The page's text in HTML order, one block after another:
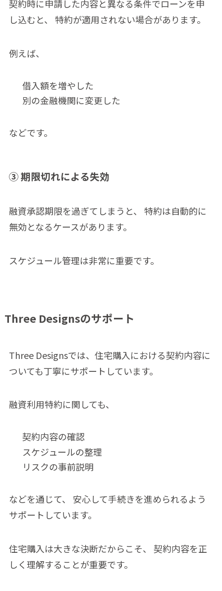
契約時に申請した内容と異なる条件でローンを申
し込むと、 特約が適用されない場合があります。
例えば、
借入額を増やした
別の金融機関に変更した
などです。
③ 期限切れによる失効
融資承認期限を過ぎてしまうと、 特約は自動的に
無効となるケースがあります。
スケジュール管理は非常に重要です。
Three Designsのサポート
Three Designsでは、住宅購入における契約内容に
ついても丁寧にサポートしています。
融資利用特約に関しても、
契約内容の確認
スケジュールの整理
リスクの事前説明
などを通じて、 安心して手続きを進められるよう
サポートしています。
住宅購入は大きな決断だからこそ、 契約内容を正
しく理解することが重要です。